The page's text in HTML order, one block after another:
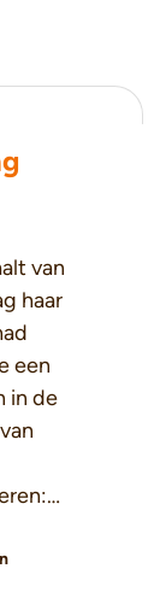
van
haar
een
in de